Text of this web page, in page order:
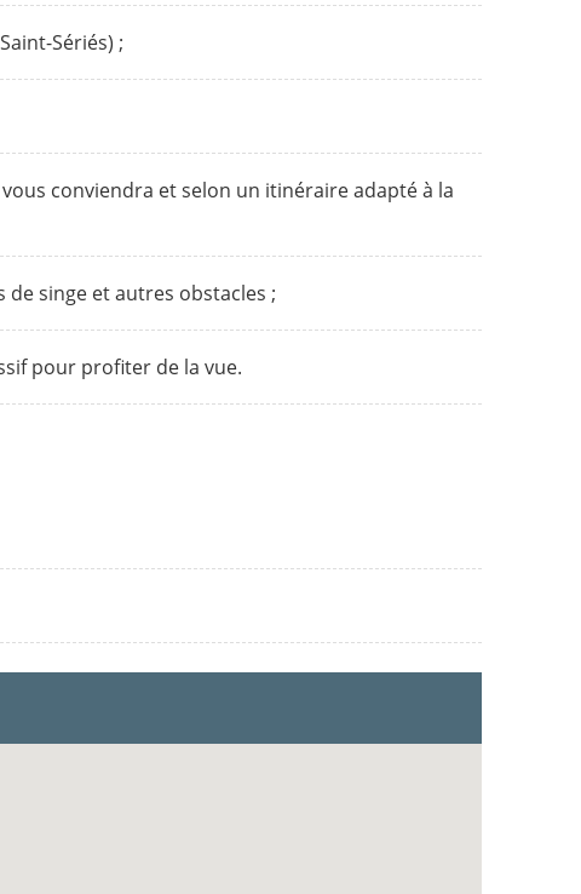
Sériés) ;
conviendra et selon un itinéraire adapté à la
de singe et autres obstacles ;
pour profiter de la vue.